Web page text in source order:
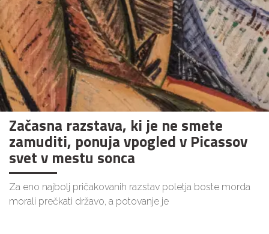
Začasna razstava, ki je ne smete
zamuditi, ponuja vpogled v Picassov
svet v mestu sonca
Za eno najbolj pričakovanih razstav poletja boste morda
morali prečkati državo, a potovanje je